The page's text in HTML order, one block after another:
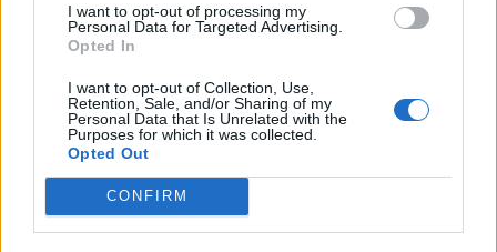
I want to opt-out of processing my
Personal Data for Targeted Advertising.
Opted In
I want to opt-out of Collection, Use,
Retention, Sale, and/or Sharing of my
Personal Data that Is Unrelated with the
Purposes for which it was collected.
Opted Out
CONFIRM
A világ legismertebb ruhái